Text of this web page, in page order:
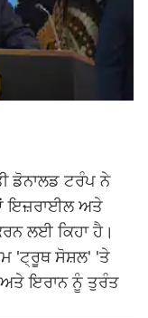
ਡੋਨਾਲਡ ਟਰੰਪ ਨੇ
ਇਜ਼ਰਾਈਲ ਅਤੇ
ਲਈ ਕਿਹਾ ਹੈ।
'ਟ੍ਰੂਥ ਸੋਸ਼ਲ' 'ਤੇ
ਇਰਾਨ ਨੂੰ ਤੁਰੰਤ